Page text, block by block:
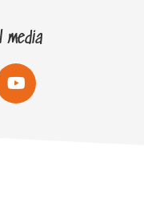
media